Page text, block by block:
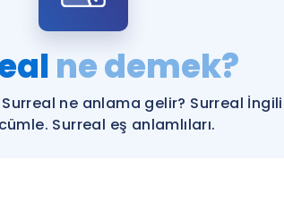
YDS ve YÖKDİL
Rehberlik Aracı
YDS ve
Tüm ÖSYM
ne demek?
ne anlama gelir? Surreal
Surreal eş anlamlıları.